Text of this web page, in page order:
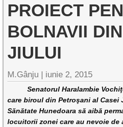
PROIECT
BOLNAVII
JIULUI
M.Gânju | iunie 2, 2015
Senatorul Haralambie
care biroul din Petroşani al Casei
Sănătate Hunedoara să aibă
locuitorii zonei care au nevoie de